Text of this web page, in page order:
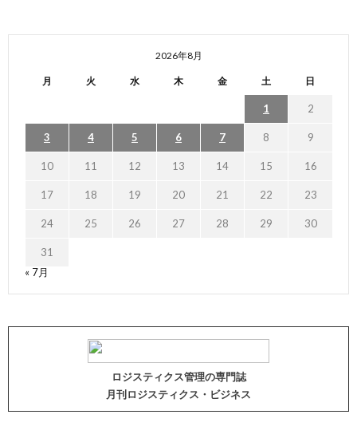
2026年8月
月 火 水 木 金 土 日
1 2
3 4 5 6 7 8 9
10 11 12 13 14 15 16
17 18 19 20 21 22 23
24 25 26 27 28 29 30
31
« 7月
ロジスティクス管理の専門誌
月刊ロジスティクス・ビジネス